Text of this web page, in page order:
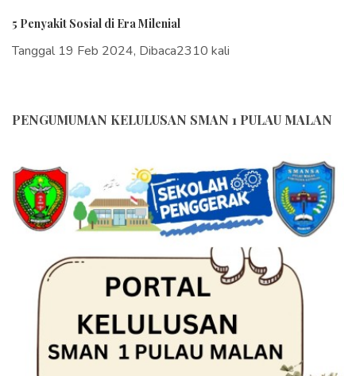
PENGUMUMAN KELULUSAN SMAN 1 PULAU MALAN
5 Penyakit Sosial di Era Milenial
Tanggal 19 Feb 2024, Dibaca2310 kali